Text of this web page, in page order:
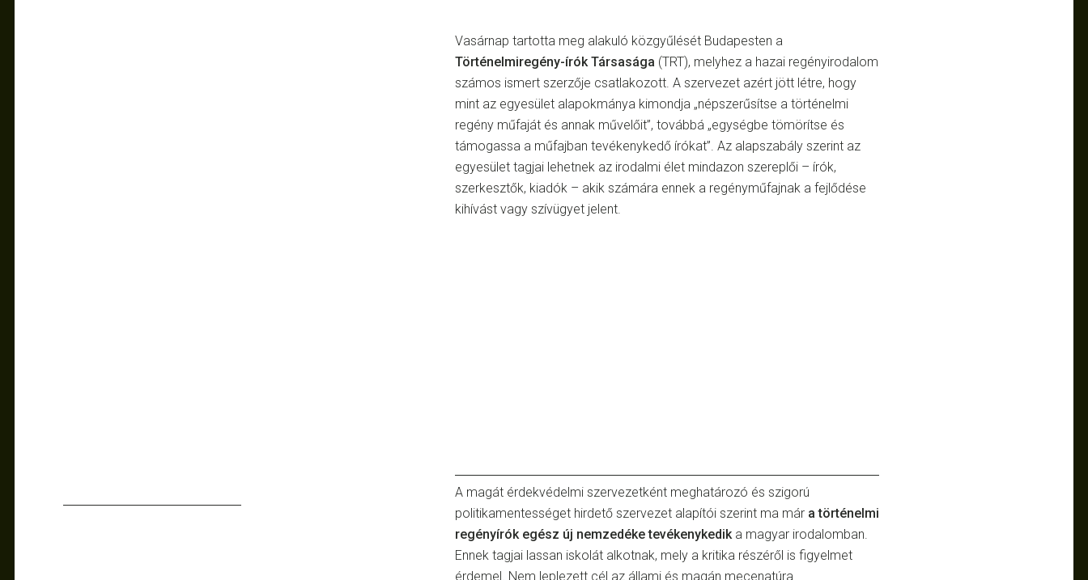
Vasárnap tartotta meg alakuló közgyűlését Budapesten a
Történelmiregény-írók Társasága (TRT), melyhez a hazai regényirodalom
számos ismert szerzője csatlakozott. A szervezet azért jött létre, hogy
mint az egyesület alapokmánya kimondja „népszerűsítse a történelmi
regény műfaját és annak művelőit”, továbbá „egységbe tömörítse és
támogassa a műfajban tevékenykedő írókat”. Az alapszabály szerint az
egyesület tagjai lehetnek az irodalmi élet mindazon szereplői – írók,
szerkesztők, kiadók – akik számára ennek a regényműfajnak a fejlődése
kihívást vagy szívügyet jelent.
A magát érdekvédelmi szervezetként meghatározó és szigorú
politikamentességet hirdető szervezet alapítói szerint ma már a történelmi
regényírók egész új nemzedéke tevékenykedik a magyar irodalomban.
Ennek tagjai lassan iskolát alkotnak, mely a kritika részéről is figyelmet
érdemel. Nem leplezett cél az állami és magán mecenatúra